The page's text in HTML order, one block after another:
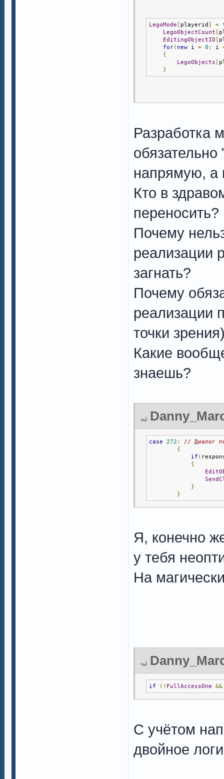
LegoMode [ playerid ] =
LegoObjectCount [
EditingObjectID [
for( new i = 0 ; i
{
LegoObjects [
}
Разработка
обязательно
напрямую, а
Кто в
переносить?
Почему
реализации
загнать?
Почему
реализации
точки
Какие
знаешь?
case 272 :
// Диалог
{
if (
{
}
}
Я, конечно
у тебя
На
if (! FullAccessOne &&
С учётом
двойное